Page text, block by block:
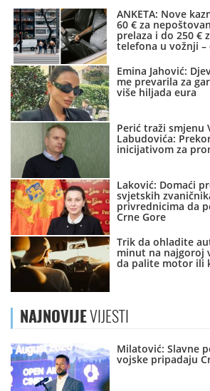
ANKETA: Nove
60 € za
prelaza i do 250 €
telefona u vožnji –
Emina Jahović:
me prevarila za
više hiljada eura
Perić traži smjenu
Labudovića:
inicijativom za
Laković: Domaći
svjetskih
privrednicima da
Crne Gore
Trik da ohladite
minut na najgoroj
da palite motor ili
NAJNOVIJEVIJESTI
Milatović: Slavne
vojske pripadaju